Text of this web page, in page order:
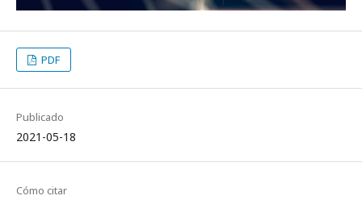
PDF
Publicado
2021-05-18
Cómo citar